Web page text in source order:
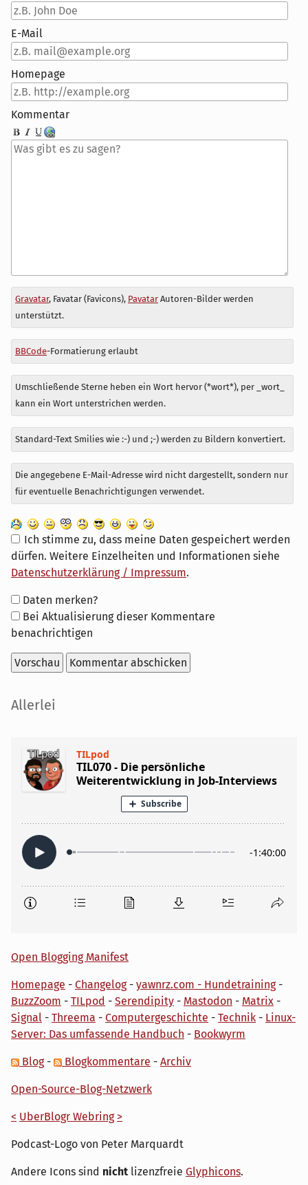
E-Mail
Homepage
Kommentar
Antwort
zu
Gravatar, Favatar (Favicons), PavatarAutoren-Bilder werden
unterstützt.
BBCode-Formatierung erlaubt
Umschließende Sterne heben ein Wort hervor (*wort*), per _wort_
kann ein Wort unterstrichen werden.
Standard-Text Smilies wie :-) und ;-) werden zu Bildern konvertiert.
Die angegebene E-Mail-Adresse wird nicht dargestellt, sondern nur
für eventuelle Benachrichtigungen verwendet.
Ich stimme zu, dass meine Daten gespeichert werden
dürfen. Weitere Einzelheiten und Informationen siehe
Datenschutzerklärung / Impressum.
Formular-
Optionen
Daten merken?
Bei Aktualisierung dieser Kommentare
benachrichtigen
Seitenleiste
Allerlei
Open Blogging Manifest
Homepage - Changelog- yawnrz.com - Hundetraining-
BuzzZoom - TILpod - Serendipity - Mastodon - Matrix -
Signal - Threema - Computergeschichte - Technik - Linux-
Server: Das umfassende Handbuch - Bookwyrm
Blog- Blogkommentare - Archiv
Open-Source-Blog-Netzwerk
< UberBlogr Webring >
Podcast-Logo von Peter Marquardt
Andere Icons sind nicht lizenzfreie Glyphicons.